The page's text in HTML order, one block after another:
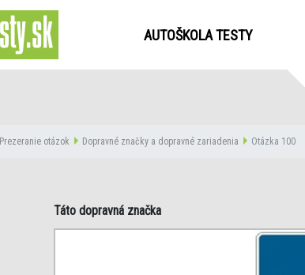
AUTOŠKOLA TESTY
Prezeranie otázok Dopravné značky a dopravné zariadenia Otázka 100
Táto dopravná značka